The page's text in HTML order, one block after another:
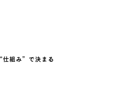
組み”で決まる